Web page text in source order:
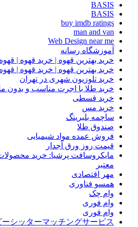
BASIS
BASIS
buy imdb ratings
man and van
Web Design near me
آموزشگاه رسانه
خرید بهترین قهوه | خرید قهوه |
خرید بهترین قهوه | خرید قهوه |
خرید تلوزیون شهری در تهران
خرید طلا با اجرت مناسب و بدون
خرید قسطی
خرید مس
ساچمه بلبرینگ
صندوق طلا
فروش عمده مواد شیمیایی
قیمت روز ورق آجدار
مایکروسافت پرشیا: خرید
معتبر
مهر اقتصادی
همسو فناوری
وام چک
وام فوری
وام فوری
ーシッターマッチングサービス